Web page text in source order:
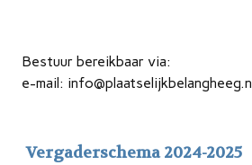
Bestuur bereikbaar via:
e-mail: info@plaatselijkbelangheeg.nl
Vergaderschema 2024-2025